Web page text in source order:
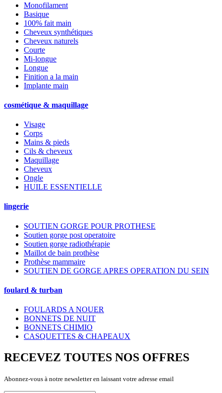
Monofilament
Basique
100% fait main
Cheveux synthétiques
Cheveux naturels
Courte
Mi-longue
Longue
Finition a la main
Implante main
cosmétique & maquillage
Visage
Corps
Mains & pieds
Cils & cheveux
Maquillage
Cheveux
Ongle
HUILE ESSENTIELLE
lingerie
SOUTIEN GORGE POUR PROTHESE
Soutien gorge post operatoire
Soutien gorge radiothérapie
Maillot de bain prothèse
Prothèse mammaire
SOUTIEN DE GORGE APRES OPERATION DU SEIN
foulard & turban
FOULARDS A NOUER
BONNETS DE NUIT
BONNETS CHIMIO
CASQUETTES & CHAPEAUX
RECEVEZ TOUTES NOS OFFRES
Abonnez-vous à notre newsletter en laissant votre adresse email